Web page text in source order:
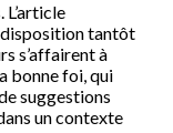
disposition tantôt
s’affairent à
bonne foi, qui
suggestions
un contexte